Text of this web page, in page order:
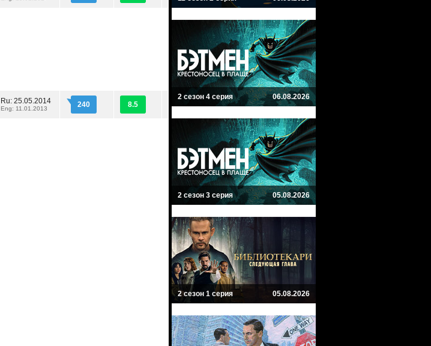
Ru: 25.05.2014
Eng: 11.01.2013 240 8.5
2 сезон 4 серия 06.08.2026
2 сезон 3 серия 05.08.2026
2 сезон 1 серия 05.08.2026